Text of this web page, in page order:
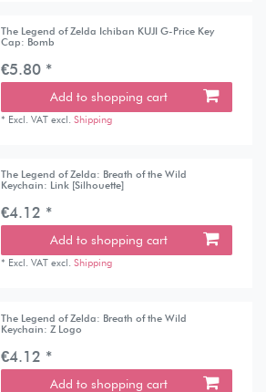
The Legend of Zelda Ichiban KUJI G-Price Key
Cap: Bomb
€5.80 *
Add to shopping cart
* Excl. VAT excl.Shipping
The Legend of Zelda: Breath of the Wild
Keychain: Link [Silhouette]
€4.12 *
Add to shopping cart
* Excl. VAT excl.Shipping
The Legend of Zelda: Breath of the Wild
Keychain: Z Logo
€4.12 *
Add to shopping cart